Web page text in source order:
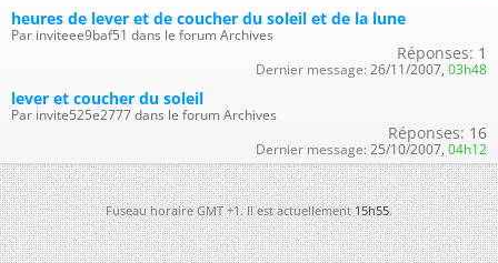
heures de lever et de coucher du soleil et de la lune
Par inviteee9baf51 dans le forum Archives
Réponses: 1
Dernier message: 26/11/2007, 03h48
lever et coucher du soleil
Par invite525e2777 dans le forum Archives
Réponses: 16
Dernier message: 25/10/2007, 04h12
Fuseau horaire GMT +1. Il est actuellement15h55.